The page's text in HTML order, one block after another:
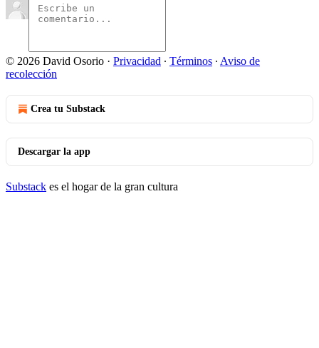
© 2026 David Osorio · Privacidad ∙ Términos ∙ Aviso de
recolección
Crea tu Substack
Descargar la app
Substack es el hogar de la gran cultura